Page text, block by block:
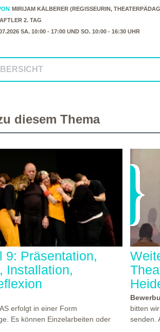
MIRIJAM KÄLBERER (REGISSEURIN,
2. TAG
SA. 10:00 - 17:00 UND SO. 10:00 - 16:30 UHR
diesem Thema
9: Präsentation,
Installation,
erfolgt in einer Form
Es können Einzelarbeiten oder
bitten
senden.